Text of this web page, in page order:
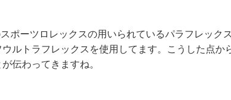
ポーツロレックスの用いられているパラフレック
ウルトラフレックスを使用してます。こうした点か
伝わってきますね。